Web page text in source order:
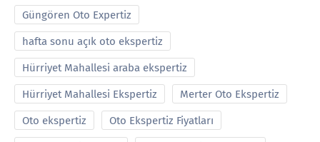
Güngören Oto Expertiz
hafta sonu açık oto ekspertiz
Hürriyet Mahallesi araba ekspertiz
Hürriyet Mahallesi Ekspertiz Merter Oto Ekspertiz
Oto ekspertiz Oto Ekspertiz Fiyatları